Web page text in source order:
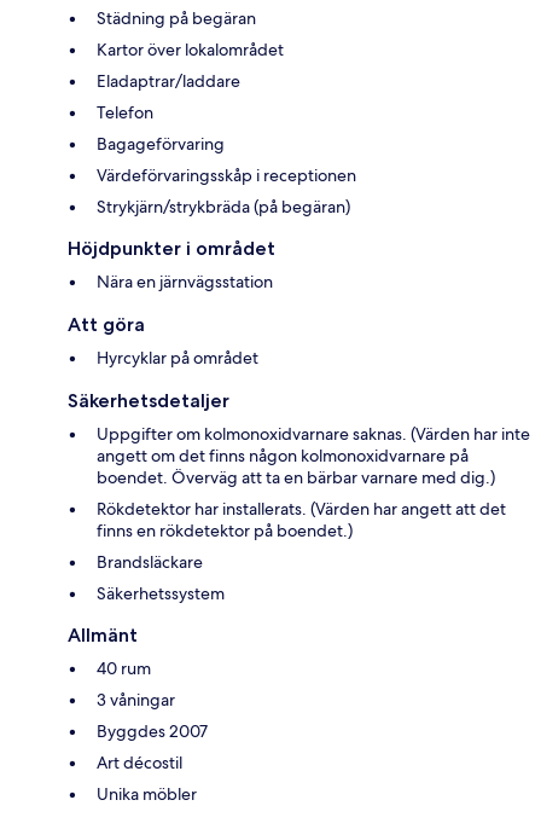
Städning på begäran
Kartor över lokalområdet
Eladaptrar/laddare
Telefon
Bagageförvaring
Värdeförvaringsskåp i receptionen
Strykjärn/strykbräda (på begäran)
Höjdpunkter i området
Nära en järnvägsstation
Att göra
Hyrcyklar på området
Säkerhetsdetaljer
Uppgifter om kolmonoxidvarnare saknas. (Värden har inte
angett om det finns någon kolmonoxidvarnare på
boendet. Överväg att ta en bärbar varnare med dig.)
Rökdetektor har installerats. (Värden har angett att det
finns en rökdetektor på boendet.)
Brandsläckare
Säkerhetssystem
Allmänt
40 rum
3 våningar
Byggdes 2007
Art décostil
Unika möbler